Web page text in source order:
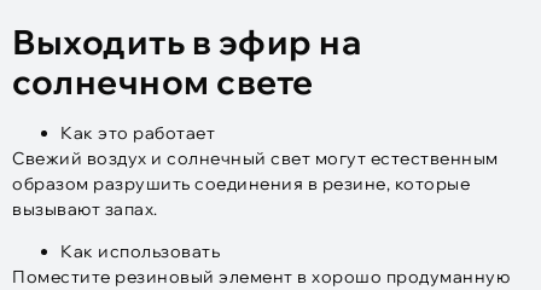
Выходить в эфир на
солнечном свете
Как это работает
Свежий воздух и солнечный свет могут естественным
образом разрушить соединения в резине, которые
вызывают запах.
Как использовать
Поместите резиновый элемент в хорошо продуманную